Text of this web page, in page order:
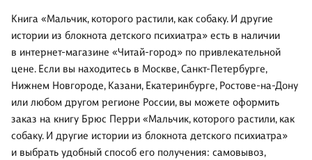
Книга «Мальчик, которого растили, как собаку. И другие
истории из блокнота детского психиатра» есть в наличии
в интернет-магазине «Читай-город» по привлекательной
цене. Если вы находитесь в Москве, Санкт-Петербурге,
Нижнем Новгороде, Казани, Екатеринбурге, Ростове-на-Дону
или любом другом регионе России, вы можете оформить
заказ на книгу Брюс Перри «Мальчик, которого растили, как
собаку. И другие истории из блокнота детского психиатра»
и выбрать удобный способ его получения: самовывоз,